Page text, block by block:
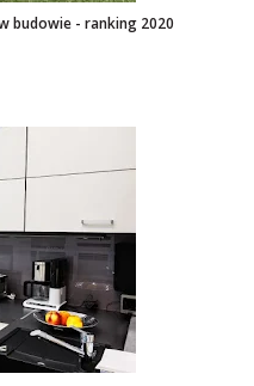
budowie - ranking 2020